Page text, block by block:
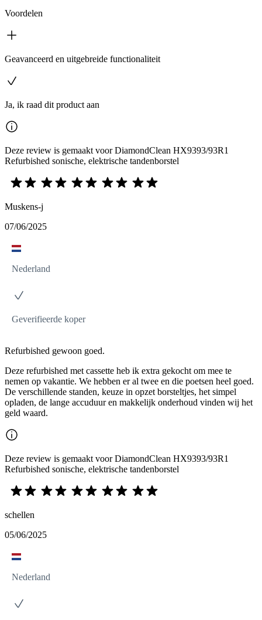
Voordelen
Geavanceerd en uitgebreide functionaliteit
Ja, ik raad dit product aan
Deze review is gemaakt voor DiamondClean HX9393/93R1
Refurbished sonische, elektrische tandenborstel
Muskens-j
07/06/2025
Nederland
Geverifieerde koper
Refurbished gewoon goed.
Deze refurbished met cassette heb ik extra gekocht om mee te
nemen op vakantie. We hebben er al twee en die poetsen heel goed.
De verschillende standen, keuze in opzet borsteltjes, het simpel
opladen, de lange accuduur en makkelijk onderhoud vinden wij het
geld waard.
Deze review is gemaakt voor DiamondClean HX9393/93R1
Refurbished sonische, elektrische tandenborstel
schellen
05/06/2025
Nederland